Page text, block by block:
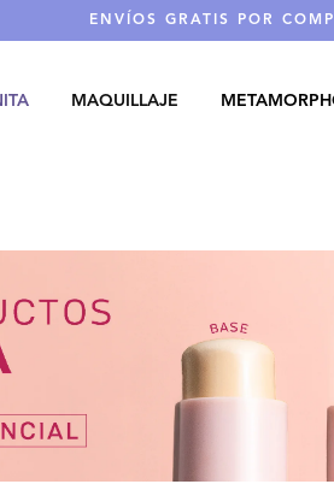
ENVÍOS GRATIS POR
MAQUILLAJE